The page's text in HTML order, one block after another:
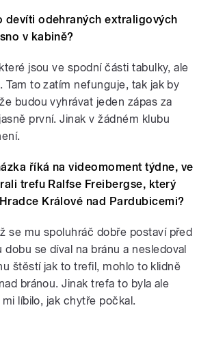
devíti odehraných extraligových
v kabině?
jsou ve spodní části tabulky, ale
Tam to zatím nefunguje, tak jak by
budou vyhrávat jeden zápas za
první. Jinak v žádném klubu
říká na videomoment týdne, ve
trefu Ralfse Freibergse, který
Králové nad Pardubicemi?
se mu spoluhráč dobře postaví před
dobu se díval na bránu a nesledoval
štěstí jak to trefil, mohlo to klidně
bránou. Jinak trefa to byla ale
líbilo, jak chytře počkal.